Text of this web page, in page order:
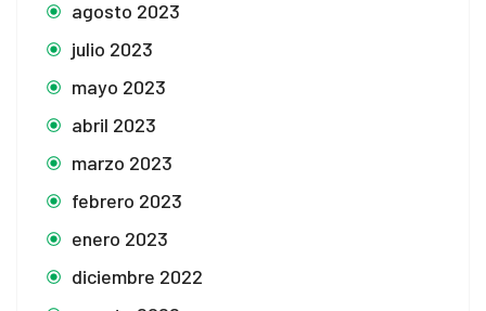
agosto 2023
julio 2023
mayo 2023
abril 2023
marzo 2023
febrero 2023
enero 2023
diciembre 2022